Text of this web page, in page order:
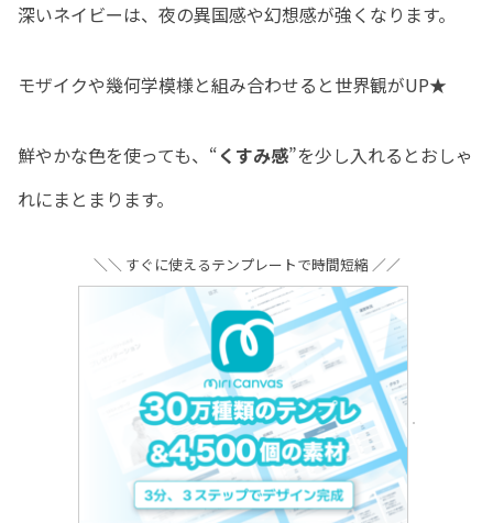
深いネイビーは、夜の異国感や幻想感が強くなります。
モザイクや幾何学模様と組み合わせると世界観がUP★
鮮やかな色を使っても、“くすみ感”を少し入れるとおしゃ
れにまとまります。
＼＼ すぐに使えるテンプレートで時間短縮 ／／